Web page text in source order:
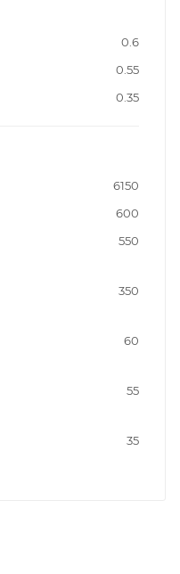
0.6
0.55
0.35
6150
600
550
350
60
55
35